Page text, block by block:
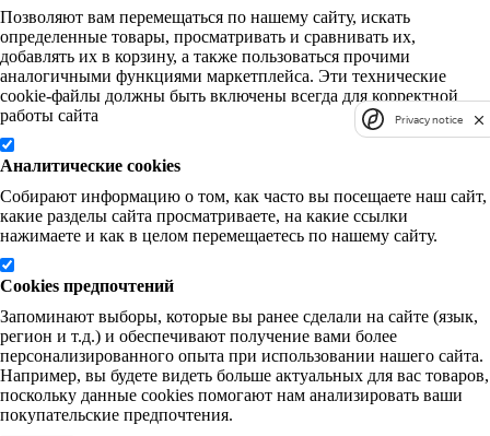
Позволяют вам перемещаться по нашему сайту, искать
определенные товары, просматривать и сравнивать их,
добавлять их в корзину, а также пользоваться прочими
аналогичными функциями маркетплейса. Эти технические
cookie-файлы должны быть включены всегда для корректной
работы сайта
Аналитические cookies
Собирают информацию о том, как часто вы посещаете наш сайт,
какие разделы сайта просматриваете, на какие ссылки
нажимаете и как в целом перемещаетесь по нашему сайту.
Cookies предпочтений
Запоминают выборы, которые вы ранее сделали на сайте (язык,
регион и т.д.) и обеспечивают получение вами более
персонализированного опыта при использовании нашего сайта.
Например, вы будете видеть больше актуальных для вас товаров,
поскольку данные cookies помогают нам анализировать ваши
покупательские предпочтения.
Privacy notice